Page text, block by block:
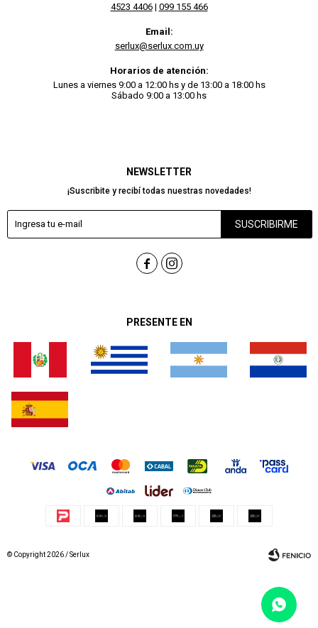
PRESENTE EN
NEWSLETTER
¡Suscribite y recibí todas nuestras novedades!
SUSCRIBIRME
 
4523 4406| 099 155 466
Email:
serlux@serlux.com.uy
Horarios de atención:
Lunes a viernes 9:00 a 12:00 hs y de 13:00 a 18:00 hs
Sábado 9:00 a 13:00 hs
© Copyright 2026 / Serlux